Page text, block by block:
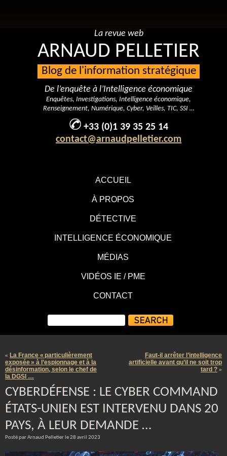
ACCUEIL
À PROPOS
DÉTECTIVE
INTELLIGENCE ÉCONOMIQUE
MÉDIAS
VIDÉOS IE / PME
CONTACT
La revue web
ARNAUD PELLETIER
Blog de l'information stratégique
De l’enquête à l’Intelligence économique
Enquêtes, Investigations, Intelligence économique,
Renseignement, Numérique, Cyber, Veilles, TIC, SSI …
+33 (0)1 39 35 25 14
contact@arnaudpelletier.com
« La France « particulièrement
exposée » à l’espionnage et à la
désinformation, selon le chef de
la DGSI …
Faut-il arrêter l’intelligence
artificielle avant qu’il ne soit trop
tard ? »
CYBERDÉFENSE : LE CYBER COMMAND
ÉTATS-UNIEN EST INTERVENU DANS 20
PAYS, À LEUR DEMANDE …
Posté par Arnaud Pelletier le 28 avril 2023